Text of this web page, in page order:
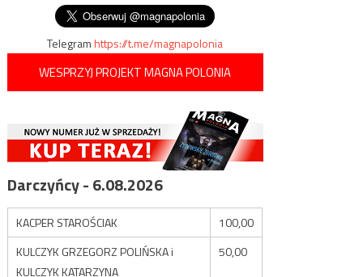
Telegramhttps://t.me/magnapolonia
WESPRZYJ PROJEKT MAGNA POLONIA
Darczyńcy - 6.08.2026
KACPER STAROŚCIAK
100,00
KULCZYK GRZEGORZ POLIŃSKA i
KULCZYK KATARZYNA
50,00